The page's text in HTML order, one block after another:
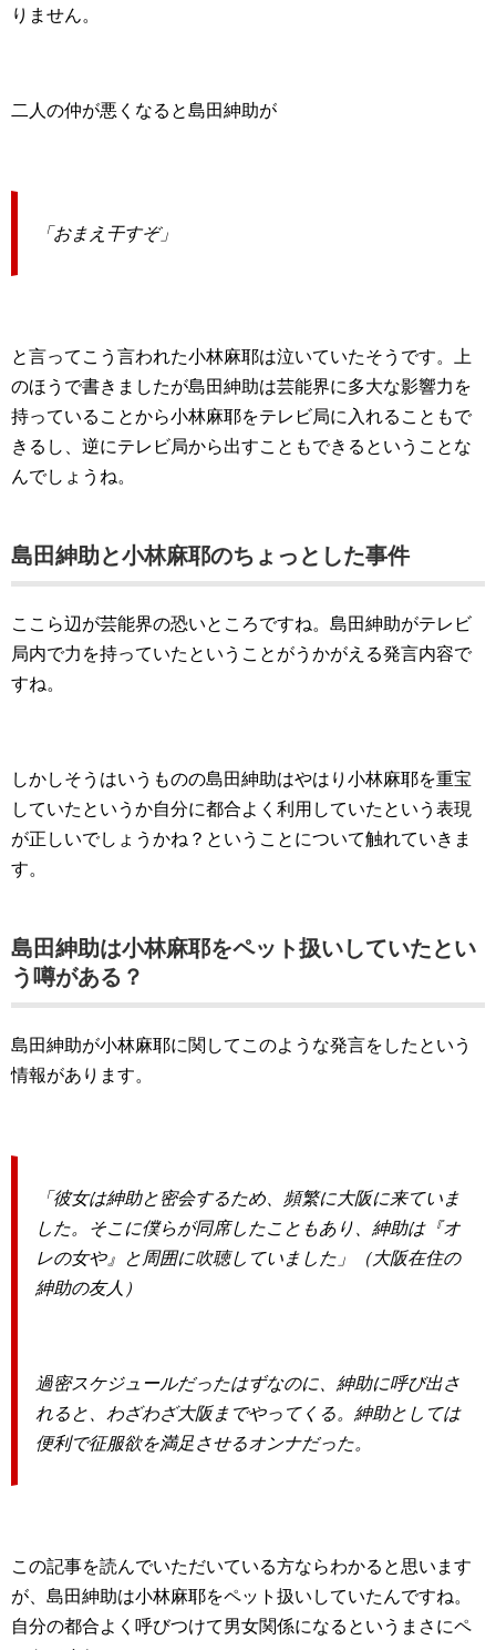
りません。
二人の仲が悪くなると島田紳助が
「おまえ干すぞ」
と言ってこう言われた小林麻耶は泣いていたそうです。上
のほうで書きましたが島田紳助は芸能界に多大な影響力を
持っていることから小林麻耶をテレビ局に入れることもで
きるし、逆にテレビ局から出すこともできるということな
んでしょうね。
島田紳助と小林麻耶のちょっとした事件
ここら辺が芸能界の恐いところですね。島田紳助がテレビ
局内で力を持っていたということがうかがえる発言内容で
すね。
しかしそうはいうものの島田紳助はやはり小林麻耶を重宝
していたというか自分に都合よく利用していたという表現
が正しいでしょうかね？ということについて触れていきま
す。
島田紳助は小林麻耶をペット扱いしていたとい
う噂がある？
島田紳助が小林麻耶に関してこのような発言をしたという
情報があります。
「彼女は紳助と密会するため、頻繁に大阪に来ていま
した。そこに僕らが同席したこともあり、紳助は『オ
レの女や』と周囲に吹聴していました」（大阪在住の
紳助の友人）
過密スケジュールだったはずなのに、紳助に呼び出さ
れると、わざわざ大阪までやってくる。紳助としては
便利で征服欲を満足させるオンナだった。
この記事を読んでいただいている方ならわかると思います
が、島田紳助は小林麻耶をペット扱いしていたんですね。
自分の都合よく呼びつけて男女関係になるというまさにペ